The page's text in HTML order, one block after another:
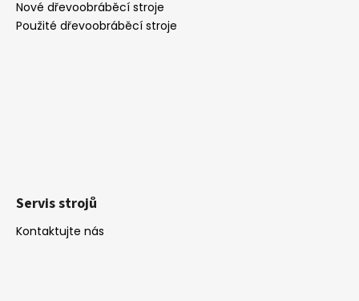
Nové dřevoobráběcí stroje
Použité dřevoobráběcí stroje
Servis strojů
Kontaktujte nás